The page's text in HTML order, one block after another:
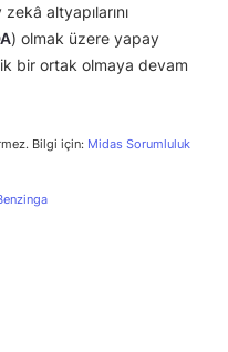
altyapılarını
) olmak üzere yapay
bir ortak olmaya devam
Bilgi için: Midas Sorumluluk